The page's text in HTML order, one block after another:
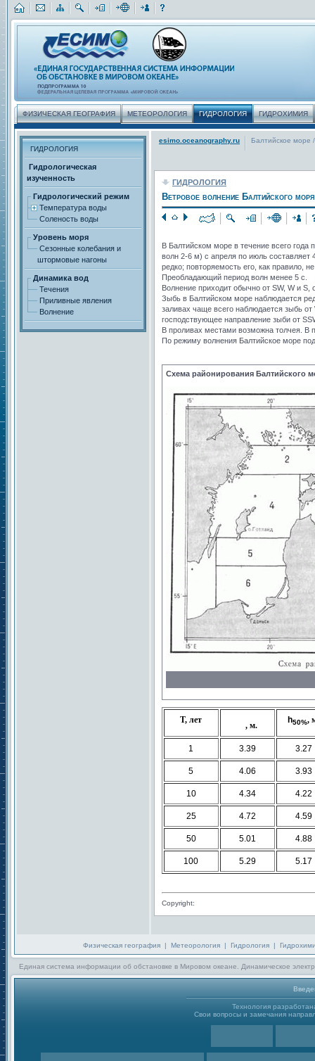
ФИЗИЧЕСКАЯ ГЕОГРАФИЯ МЕТЕОРОЛОГИЯ ГИДРОЛОГИЯ ГИДРОХИМИЯ
ГИДРОЛОГИЯ
Гидрологическая
изученность
Гидрологический режим
Температура воды
Соленость воды
Уровень моря
Сезонные колебания и
штормовые нагоны
Динамика вод
Течения
Приливные явления
Волнение
esimo.oceanography.ru Балтийское море /
ГИДРОЛОГИЯ
Ветровое волнение Балтийского моря
В Балтийском море в течение всего
волн 2-6 м) с апреля по июль составляет
редко; повторяемость его, как правило,
Преобладающий период волн менее 5 с.
Волнение приходит обычно от SW, W и
Зыбь в Балтийском море наблюдается
заливах чаще всего наблюдается зыбь
господствующее направление зыби от
В проливах местами возможна толчея. В
По режиму волнения Балтийское море
Схема районирования Балтийского
T, лет
, м.
h50%,
1 3.39 3.27
5 4.06 3.93
10 4.34 4.22
25 4.72 4.59
50 5.01 4.88
100 5.29 5.17
Copyright:
Физическая география | Метеорология | Гидрология |
Единая система информации об обстановке в Мировом океане. Динамическое
Технология
Свои вопросы и замечания